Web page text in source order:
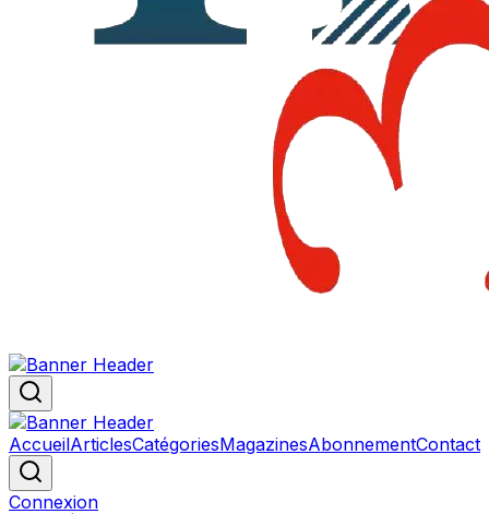
AccueilArticlesCatégoriesMagazinesAbonnementContact
Connexion